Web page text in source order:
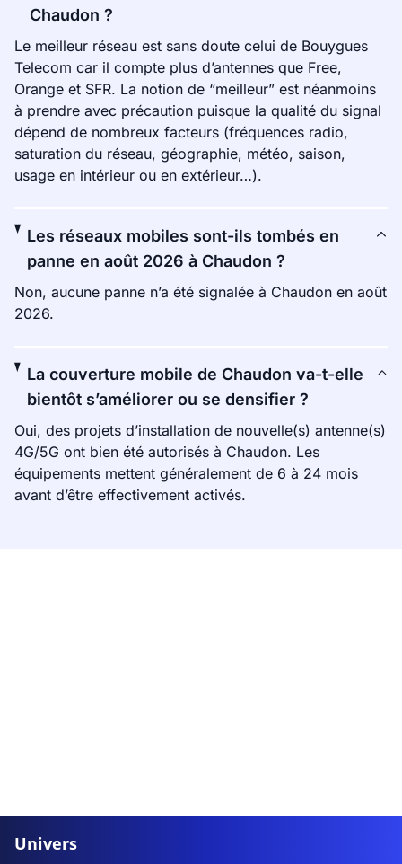
Chaudon ?
Le meilleur réseau est sans doute celui de Bouygues
Telecom car il compte plus d’antennes que Free,
Orange et SFR. La notion de “meilleur” est néanmoins
à prendre avec précaution puisque la qualité du signal
dépend de nombreux facteurs (fréquences radio,
saturation du réseau, géographie, météo, saison,
usage en intérieur ou en extérieur…).
Les réseaux mobiles sont-ils tombés en
panne en août 2026 à Chaudon ?
Non, aucune panne n’a été signalée à Chaudon en août
2026.
La couverture mobile de Chaudon va-t-elle
bientôt s’améliorer ou se densifier ?
Oui, des projets d’installation de nouvelle(s) antenne(s)
4G/5G ont bien été autorisés à Chaudon. Les
équipements mettent généralement de 6 à 24 mois
avant d’être effectivement activés.
Univers